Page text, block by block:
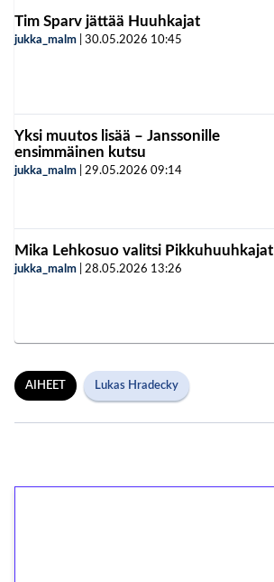
Tim Sparv jättää Huuhkajat
jukka_malm 30.05.2026 10:45
Yksi muutos lisää – Janssonille
ensimmäinen kutsu
jukka_malm 29.05.2026 09:14
Mika Lehkosuo valitsi Pikkuhuuhkajat
jukka_malm 28.05.2026 13:26
AIHEET Lukas Hradecky